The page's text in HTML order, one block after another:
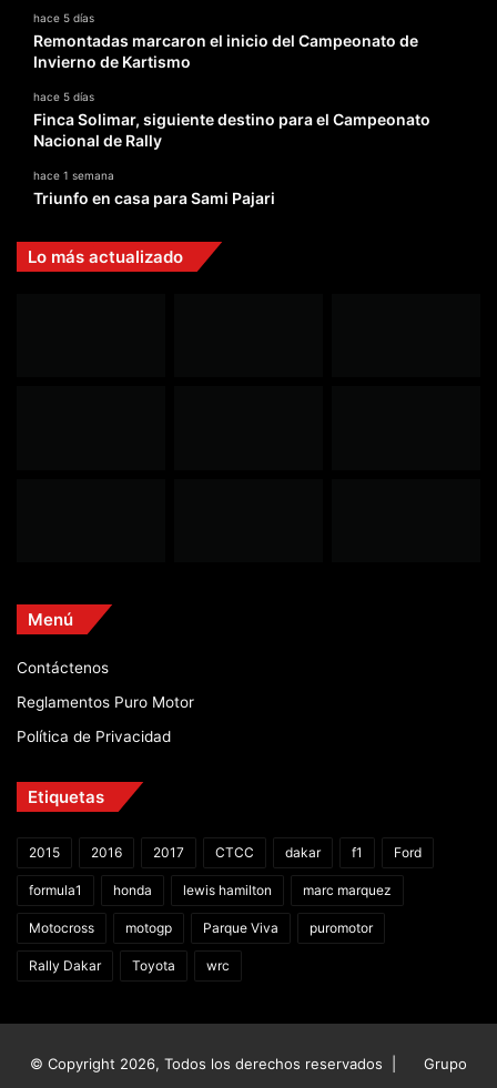
hace 5 días
Remontadas marcaron el inicio del Campeonato de
Invierno de Kartismo
hace 5 días
Finca Solimar, siguiente destino para el Campeonato
Nacional de Rally
hace 1 semana
Triunfo en casa para Sami Pajari
Lo más actualizado
Menú
Contáctenos
Reglamentos Puro Motor
Política de Privacidad
Etiquetas
2015 2016 2017 CTCC dakar f1 Ford
formula1 honda lewis hamilton marc marquez
Motocross motogp Parque Viva puromotor
Rally Dakar Toyota wrc
© Copyright 2026, Todos los derechos reservados | Grupo